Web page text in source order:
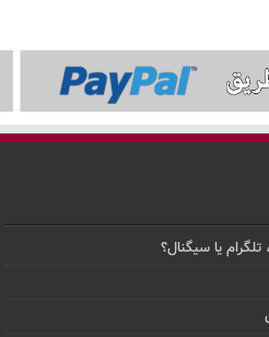
یا سیگنال؟